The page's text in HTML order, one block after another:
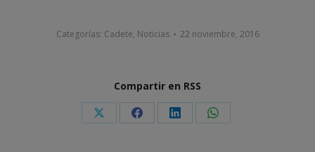
Categorías: Cadete, Noticias 22 noviembre, 2016
Compartir en RSS
Share Share Share Share